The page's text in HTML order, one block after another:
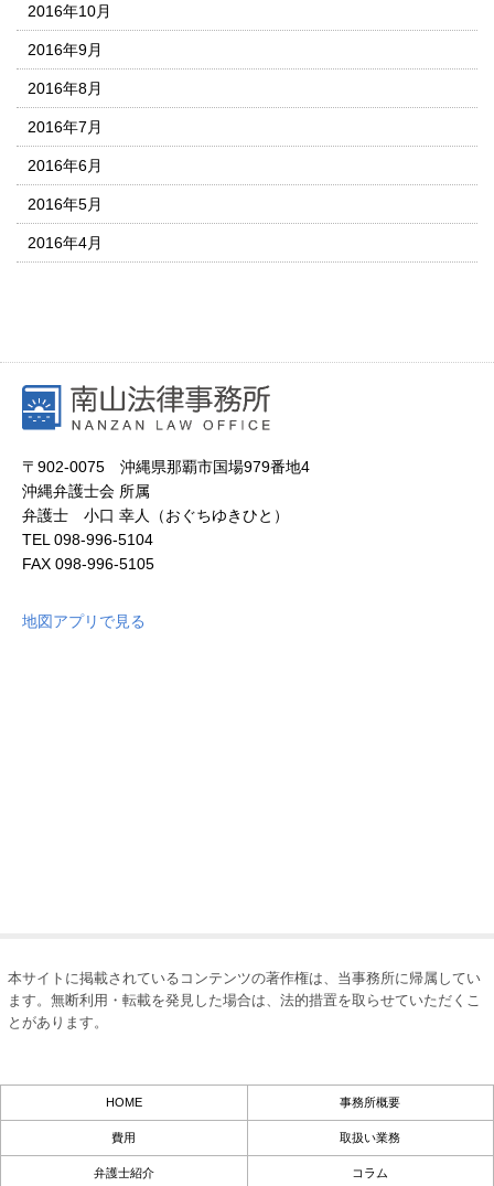
2016年10月
2016年9月
2016年8月
2016年7月
2016年6月
2016年5月
2016年4月
〒902-0075 沖縄県那覇市国場979番地4
沖縄弁護士会 所属
弁護士 小口 幸人（おぐちゆきひと）
TEL 098-996-5104
FAX 098-996-5105
地図アプリで見る
本サイトに掲載されているコンテンツの著作権は、当事務所に帰属してい
ます。無断利用・転載を発見した場合は、法的措置を取らせていただくこ
とがあります。
HOME 事務所概要
費用 取扱い業務
弁護士紹介 コラム